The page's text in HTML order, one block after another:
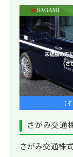
【
さがみ交通
さがみ交通株